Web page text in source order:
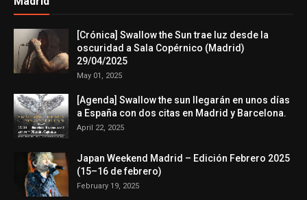
[Crónica] Swallow the Sun trae luz desde la
oscuridad a Sala Copérnico (Madrid)
29/04/2025
May 01, 2025
[Agenda] Swallow the sun llegarán en unos días
a España con dos citas en Madrid y Barcelona.
April 22, 2025
Japan Weekend Madrid – Edición Febrero 2025
(15–16 de febrero)
February 19, 2025